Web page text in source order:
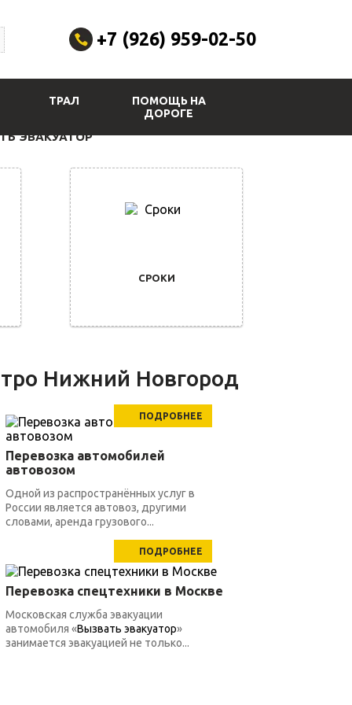
+7 (926) 959-02-50
ТРАЛ
ПОМОЩЬ НА
ДОРОГЕ
ЭВАКУАТОР
СРОКИ
Нижний Новгород
ПОДРОБНЕЕ
Перевозка автомобилей
автовозом
Одной из распространённых услуг в
России является автовоз, другими
словами, аренда грузового...
ПОДРОБНЕЕ
Перевозка спецтехники в Москве
Московская служба эвакуации
автомобиля «Вызвать эвакуатор»
занимается эвакуацией не только...